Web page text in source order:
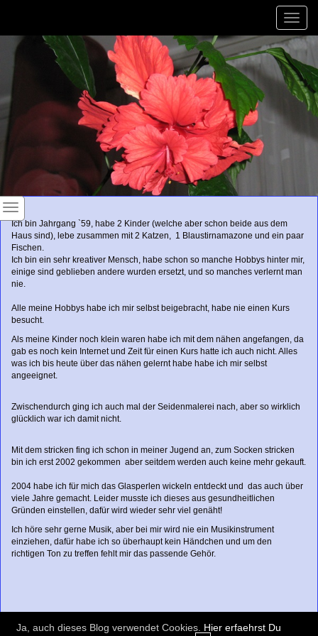
Toggle
Ich bin Jahrgang `59, habe 2 Kinder (welche aber schon beide aus dem
Haus sind), lebe zusammen mit 2 Katzen, 1 Blaustirnamazone und ein paar
Fischen.
Ich bin ein sehr kreativer Mensch, habe schon so manche Hobbys hinter mir,
einige sind geblieben andere wurden ersetzt, und so manches verlernt man
nie.
Alle meine Hobbys habe ich mir selbst beigebracht, habe nie einen Kurs
besucht.
Als meine Kinder noch klein waren habe ich mit dem nähen angefangen, da
gab es noch kein Internet und Zeit für einen Kurs hatte ich auch nicht. Alles
was ich bis heute über das nähen gelernt habe habe ich mir selbst
angeeignet.
Zwischendurch ging ich auch mal der Seidenmalerei nach, aber so wirklich
glücklich war ich damit nicht.
Mit dem stricken fing ich schon in meiner Jugend an, zum Socken stricken
bin ich erst 2002 gekommen aber seitdem werden auch keine mehr gekauft.
2004 habe ich für mich das Glasperlen wickeln entdeckt und das auch über
viele Jahre gemacht. Leider musste ich dieses aus gesundheitlichen
Gründen einstellen, dafür wird wieder sehr viel genäht!
Ich höre sehr gerne Musik, aber bei mir wird nie ein Musikinstrument
einziehen, dafür habe ich so überhaupt kein Händchen und um den
richtigen Ton zu treffen fehlt mir das passende Gehör.
Ja, auch dieses Blog verwendet Cookies. Hier erfaehrst Du